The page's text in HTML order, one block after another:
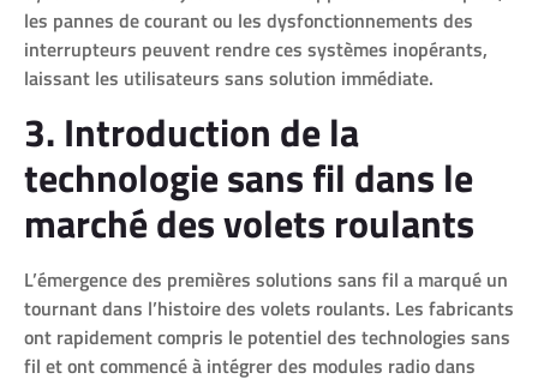
les pannes de courant ou les dysfonctionnements des
interrupteurs peuvent rendre ces systèmes inopérants,
laissant les utilisateurs sans solution immédiate.
3. Introduction de la
technologie sans fil dans le
marché des volets roulants
L’émergence des premières solutions sans fil a marqué un
tournant dans l’histoire des volets roulants. Les fabricants
ont rapidement compris le potentiel des technologies sans
fil et ont commencé à intégrer des modules radio dans